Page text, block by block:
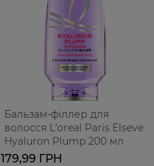
Бальзам-філлер для
волосся L'oreal Paris Elseve
Hyaluron Plump 200 мл
179,99 ГРН